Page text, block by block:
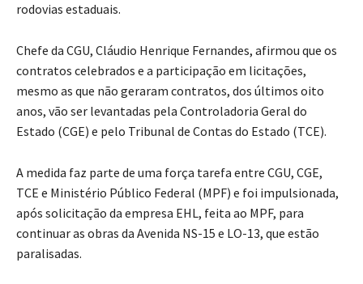
rodovias estaduais.
Chefe da CGU, Cláudio Henrique Fernandes, afirmou que os
contratos celebrados e a participação em licitações,
mesmo as que não geraram contratos, dos últimos oito
anos, vão ser levantadas pela Controladoria Geral do
Estado (CGE) e pelo Tribunal de Contas do Estado (TCE).
A medida faz parte de uma força tarefa entre CGU, CGE,
TCE e Ministério Público Federal (MPF) e foi impulsionada,
após solicitação da empresa EHL, feita ao MPF, para
continuar as obras da Avenida NS-15 e LO-13, que estão
paralisadas.